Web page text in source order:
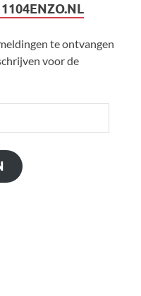
te ontvangen
voor de